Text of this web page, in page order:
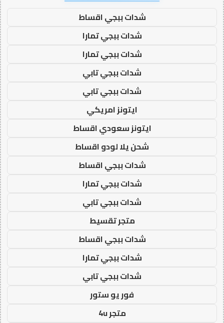
شدات ببجي اقساط
شدات ببجي تمارا
شدات ببجي تمارا
شدات ببجي تابي
شدات ببجي تابي
ايتونز امريكي
ايتونز سعودي اقساط
شحن يلا لودو اقساط
شدات ببجي اقساط
شدات ببجي تمارا
شدات ببجي تابي
متجر تقسيط
شدات ببجي اقساط
شدات ببجي تمارا
شدات ببجي تابي
فور يو ستور
متجر 4u